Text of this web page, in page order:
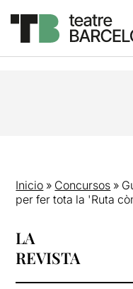
Inicio » Concursos »
per fer tota la 'Ruta
LA
REVISTA